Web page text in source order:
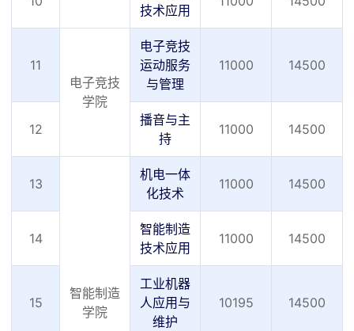
技术应用
11
电子竞技
学院
电子竞技
运动服务
与管理
11000 14500
12
播音与主
持
11000 14500
13
智能制造
学院
机电一体
化技术
11000 14500
14
智能制造
技术应用
11000 14500
15
工业机器
人应用与
维护
10195 14500